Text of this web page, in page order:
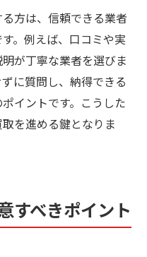
方は、信頼できる業者
。例えば、口コミや実
が丁寧な業者を選びま
に質問し、納得できる
イントです。こうした
を進める鍵となりま
すべきポイント